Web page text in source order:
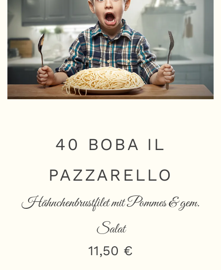
40 BOBA IL
PAZZARELLO
Hähnchenbrustfilet mit Pommes & gem.
Salat
11,50 €